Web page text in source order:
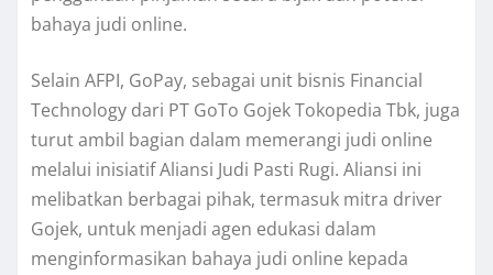
bahaya judi online.
Selain AFPI, GoPay, sebagai unit bisnis Financial
Technology dari PT GoTo Gojek Tokopedia Tbk, juga
turut ambil bagian dalam memerangi judi online
melalui inisiatif Aliansi Judi Pasti Rugi. Aliansi ini
melibatkan berbagai pihak, termasuk mitra driver
Gojek, untuk menjadi agen edukasi dalam
menginformasikan bahaya judi online kepada